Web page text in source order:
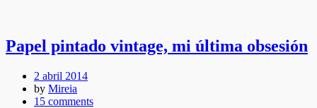
Papel pintado vintage, mi última obsesión
2 abril 2014
by Mireia
15 comments